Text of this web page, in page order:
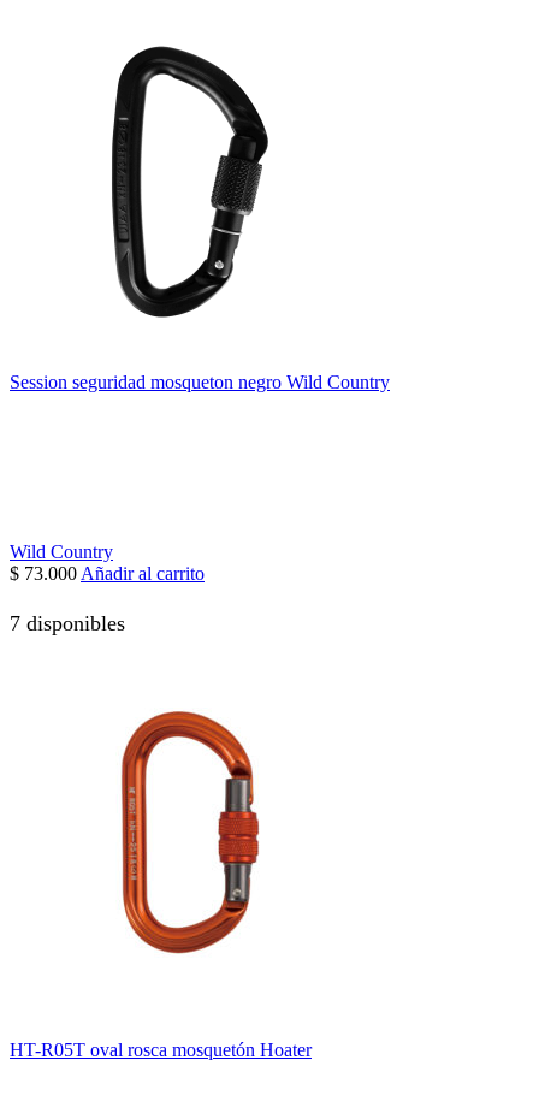
Session seguridad mosqueton negro Wild Country
Wild Country
$ 73.000 Añadir al carrito
7 disponibles
HT-R05T oval rosca mosquetón Hoater